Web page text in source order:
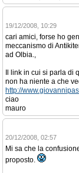
19/12/2008, 10:29
cari amici, forse ho
meccanismo di
ad Olbia.,
Il link in cui si parla di
non ha niente a che
http://
ciao
mauro
20/12/2008, 02:57
Mi sa che la
proposto.